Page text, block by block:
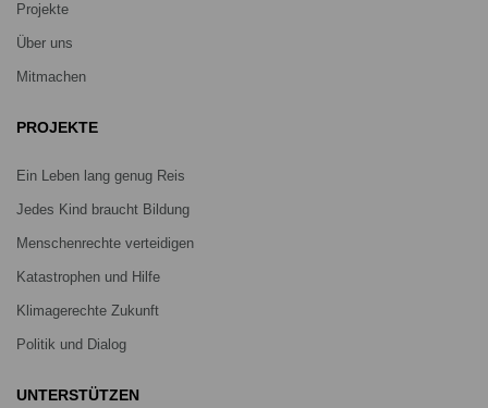
Projekte
Über uns
Mitmachen
PROJEKTE
Ein Leben lang genug Reis
Jedes Kind braucht Bildung
Menschenrechte verteidigen
Katastrophen und Hilfe
Klimagerechte Zukunft
Politik und Dialog
UNTERSTÜTZEN